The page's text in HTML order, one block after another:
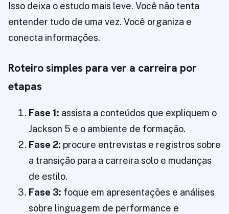
Isso deixa o estudo mais leve. Você não tenta
entender tudo de uma vez. Você organiza e
conecta informações.
Roteiro simples para ver a carreira por
etapas
Fase 1: assista a conteúdos que expliquem o
Jackson 5 e o ambiente de formação.
Fase 2: procure entrevistas e registros sobre
a transição para a carreira solo e mudanças
de estilo.
Fase 3: foque em apresentações e análises
sobre linguagem de performance e